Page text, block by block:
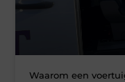
Waarom een